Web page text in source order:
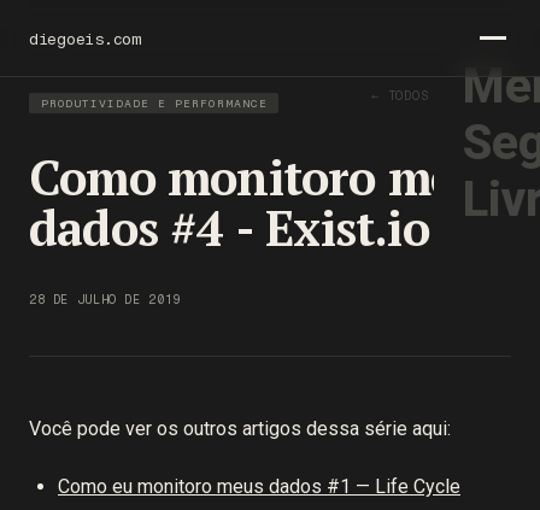
diegoeis.com
PRODUTIVIDADE E PERFORMANCE ← TODOS OS TEXTOS
Como monitoro meus
dados #4 - Exist.io
28 DE JULHO DE 2019
Você pode ver os outros artigos dessa série aqui:
Como eu monitoro meus dados #1 — Life Cycle